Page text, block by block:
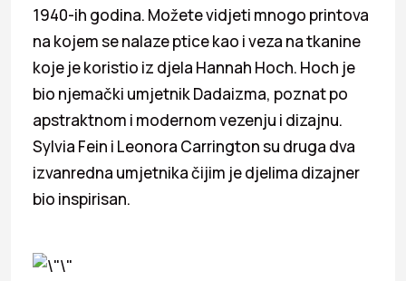
1940-ih godina. Možete vidjeti mnogo printova
na kojem se nalaze ptice kao i veza na tkanine
koje je koristio iz djela Hannah Hoch. Hoch je
bio njemački umjetnik Dadaizma, poznat po
apstraktnom i modernom vezenju i dizajnu.
Sylvia Fein i Leonora Carrington su druga dva
izvanredna umjetnika čijim je djelima dizajner
bio inspirisan.